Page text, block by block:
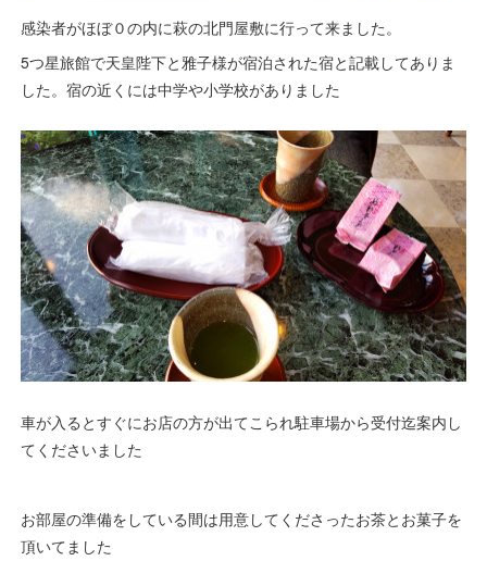
感染者がほぼ０の内に萩の北門屋敷に行って来ました。
5つ星旅館で天皇陛下と雅子様が宿泊された宿と記載してありま
した。宿の近くには中学や小学校がありました
車が入るとすぐにお店の方が出てこられ駐車場から受付迄案内し
てくださいました
お部屋の準備をしている間は用意してくださったお茶とお菓子を
頂いてました